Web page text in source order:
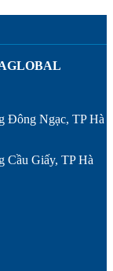
Đông Ngạc, TP Hà
Cầu Giấy, TP Hà